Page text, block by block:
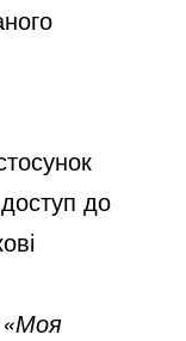
до